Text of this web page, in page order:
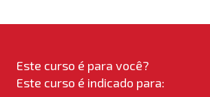
Este curso é para você?
Este curso é indicado para: